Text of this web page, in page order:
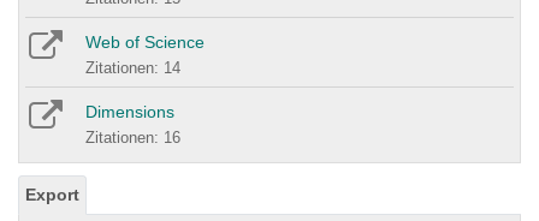
Web of Science
Zitationen: 14
Dimensions
Zitationen: 16
Export